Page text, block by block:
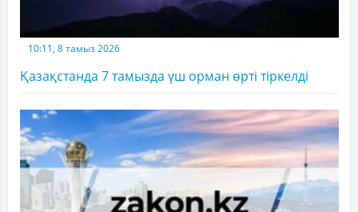
10:11, 8 тамыз 2026
Қазақстанда 7 тамызда үш орман өрті тіркелді